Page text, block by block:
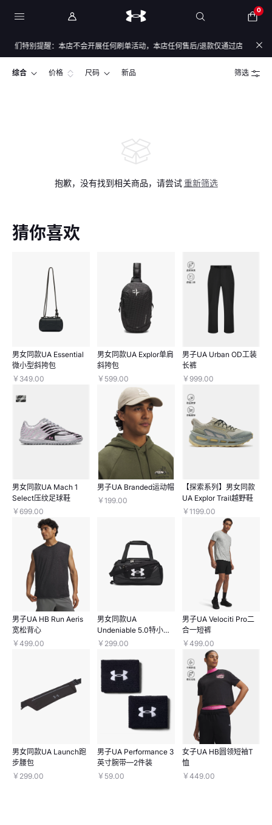
0
们特别提醒：本店不会开展任何刷单活动，本店任何售后/退款仅通过店铺官方
综合 价格 尺码 新品 筛选
抱歉，没有找到相关商品，请尝试 重新筛选
猜你喜欢
男女同款UA Essential
微小型斜挎包
￥349.00
男女同款UA Explor单肩
斜挎包
￥599.00
男子UA Urban OD工装
长裤
￥999.00
男女同款UA Mach 1
Select压纹足球鞋
￥699.00
男子UA Branded运动帽
￥199.00
【探索系列】男女同款
UA Explor Trail越野鞋
￥1199.00
男子UA HB Run Aeris
宽松背心
￥499.00
男女同款UA
Undeniable 5.0特小号
旅行包
￥299.00
男子UA Velociti Pro二
合一短裤
￥499.00
男女同款UA Launch跑
步腰包
￥299.00
男子UA Performance 3
英寸腕带—2件装
￥59.00
女子UA HB圆领短袖T
恤
￥449.00